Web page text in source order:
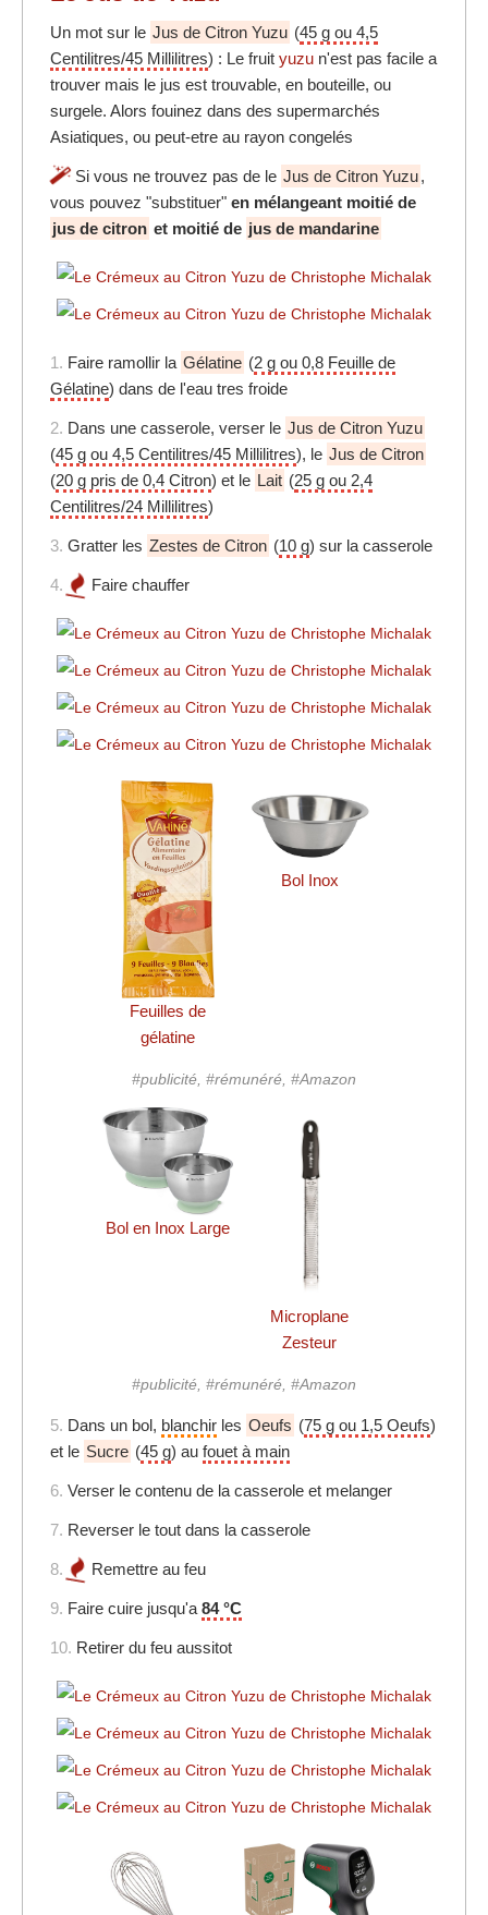
Un mot sur le Jus de Citron Yuzu (45 g ou 4,5
Centilitres/45 Millilitres) : Le fruit yuzu n'est pas facile a
trouver mais le jus est trouvable, en bouteille, ou
surgele. Alors fouinez dans des supermarchés
Asiatiques, ou peut-etre au rayon congelés
Si vous ne trouvez pas de le Jus de Citron Yuzu,
vous pouvez "substituer" en mélangeant moitié de
jus de citron et moitié de jus de mandarine
1. Faire ramollir la Gélatine (2 g ou 0,8 Feuille de
Gélatine) dans de l'eau tres froide
2. Dans une casserole, verser le Jus de Citron Yuzu
(45 g ou 4,5 Centilitres/45 Millilitres), le Jus de Citron
(20 g pris de 0,4 Citron) et le Lait (25 g ou 2,4
Centilitres/24 Millilitres)
3. Gratter les Zestes de Citron (10 g) sur la casserole
4. Faire chauffer
Feuilles de
gélatine
Bol Inox
#publicité, #rémunéré, #Amazon
Bol en Inox Large
Microplane
Zesteur
#publicité, #rémunéré, #Amazon
5. Dans un bol, blanchir les Oeufs (75 g ou 1,5 Oeufs)
et le Sucre (45 g) au fouet à main
6. Verser le contenu de la casserole et melanger
7. Reverser le tout dans la casserole
8. Remettre au feu
9. Faire cuire jusqu'a 84 °C
10. Retirer du feu aussitot